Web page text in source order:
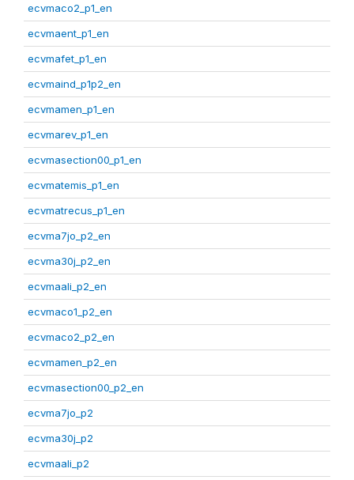
ecvmaco2_p1_en
ecvmaent_p1_en
ecvmafet_p1_en
ecvmaind_p1p2_en
ecvmamen_p1_en
ecvmarev_p1_en
ecvmasection00_p1_en
ecvmatemis_p1_en
ecvmatrecus_p1_en
ecvma7jo_p2_en
ecvma30j_p2_en
ecvmaali_p2_en
ecvmaco1_p2_en
ecvmaco2_p2_en
ecvmamen_p2_en
ecvmasection00_p2_en
ecvma7jo_p2
ecvma30j_p2
ecvmaali_p2